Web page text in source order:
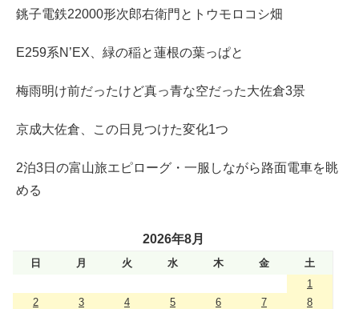
銚子電鉄22000形次郎右衛門とトウモロコシ畑
E259系N’EX、緑の稲と蓮根の葉っぱと
梅雨明け前だったけど真っ青な空だった大佐倉3景
京成大佐倉、この日見つけた変化1つ
2泊3日の富山旅エピローグ・一服しながら路面電車を眺
める
2026年8月
日 月 火 水 木 金
土
1
2
3 4 5 6 7
8